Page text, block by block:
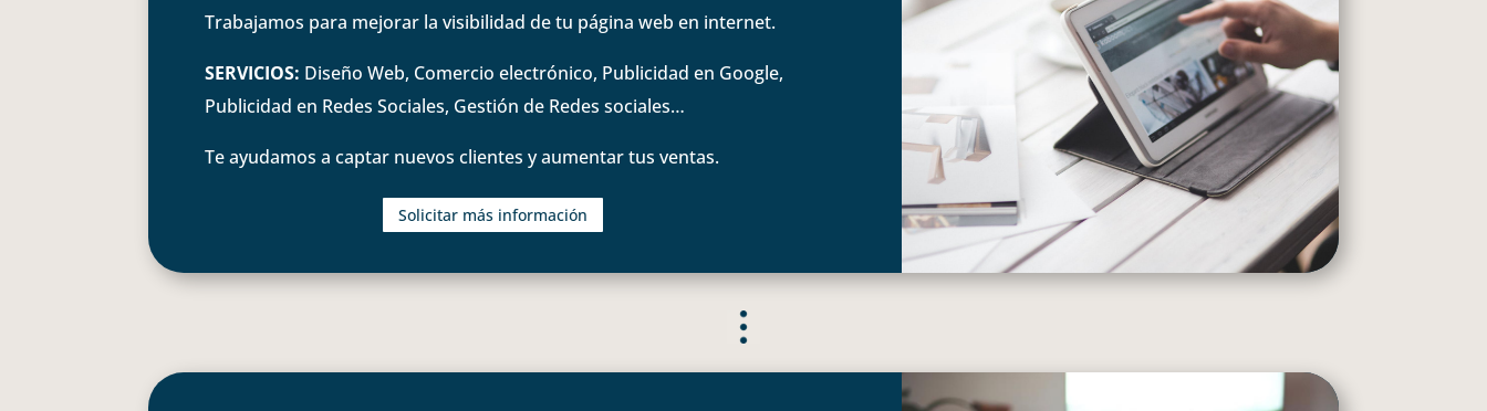
Trabajamos para mejorar la visibilidad de tu página web en internet.
SERVICIOS: Diseño Web, Comercio electrónico, Publicidad en Google,
Publicidad en Redes Sociales, Gestión de Redes sociales…
Te ayudamos a captar nuevos clientes y aumentar tus ventas.
Solicitar más información